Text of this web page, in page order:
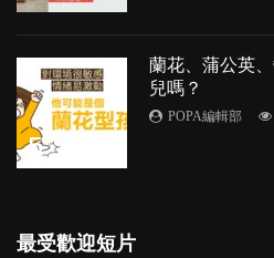
5
蘭花、蒲公英
兒嗎？
POPA編輯部
最受歡迎短片